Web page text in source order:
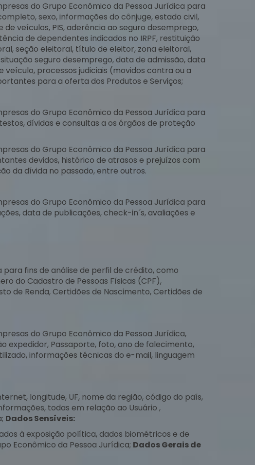
do Grupo Econômico da Pessoa Jurídica para
sexo, informações do cônjuge, estado civil,
veículos, PIS, aderência ao seguro desemprego,
de dependentes indicados no IRPF, restituição
seção eleitoral, título de eleitor, zona eleitoral,
seguro desemprego, data de admissão, data
processos judiciais (movidos contra ou a
para a oferta dos Produtos e Serviços;
do Grupo Econômico da Pessoa Jurídica para
dívidas e consultas a os órgãos de proteção
do Grupo Econômico da Pessoa Jurídica para
devidos, histórico de atrasos e prejuízos com
da dívida no passado, entre outros.
do Grupo Econômico da Pessoa Jurídica para
data de publicações, check-in´s, avaliações e
fins de análise de perfil de crédito, como
do Cadastro de Pessoas Físicas (CPF),
de Renda, Certidões de Nascimento, Certidões de
do Grupo Econômico da Pessoa Jurídica,
expedidor, Passaporte, foto, ano de falecimento,
informações técnicas do e-mail, linguagem
longitude, UF, nome da região, código do país,
todas em relação ao Usuário ,
Dados Sensíveis:
à exposição política, dados biométricos e de
Econômico da Pessoa Jurídica; Dados Gerais de